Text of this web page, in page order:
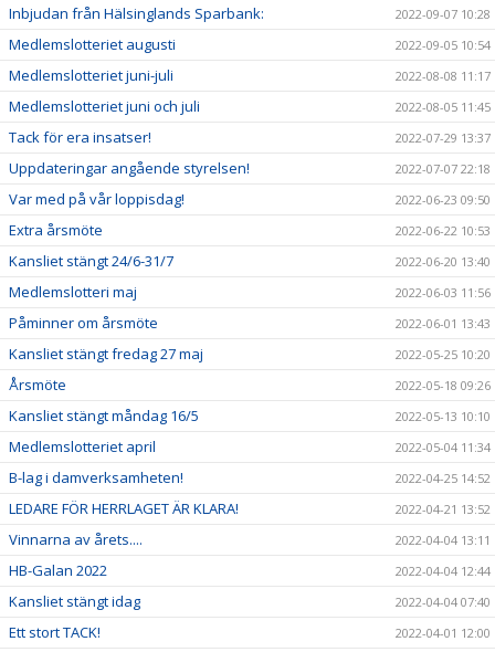
Inbjudan från Hälsinglands Sparbank: 2022-09-07 10:28
Medlemslotteriet augusti 2022-09-05 10:54
Medlemslotteriet juni-juli 2022-08-08 11:17
Medlemslotteriet juni och juli 2022-08-05 11:45
Tack för era insatser! 2022-07-29 13:37
Uppdateringar angående styrelsen! 2022-07-07 22:18
Var med på vår loppisdag! 2022-06-23 09:50
Extra årsmöte 2022-06-22 10:53
Kansliet stängt 24/6-31/7 2022-06-20 13:40
Medlemslotteri maj 2022-06-03 11:56
Påminner om årsmöte 2022-06-01 13:43
Kansliet stängt fredag 27 maj 2022-05-25 10:20
Årsmöte 2022-05-18 09:26
Kansliet stängt måndag 16/5 2022-05-13 10:10
Medlemslotteriet april 2022-05-04 11:34
B-lag i damverksamheten! 2022-04-25 14:52
LEDARE FÖR HERRLAGET ÄR KLARA! 2022-04-21 13:52
Vinnarna av årets.... 2022-04-04 13:11
HB-Galan 2022 2022-04-04 12:44
Kansliet stängt idag 2022-04-04 07:40
Ett stort TACK! 2022-04-01 12:00